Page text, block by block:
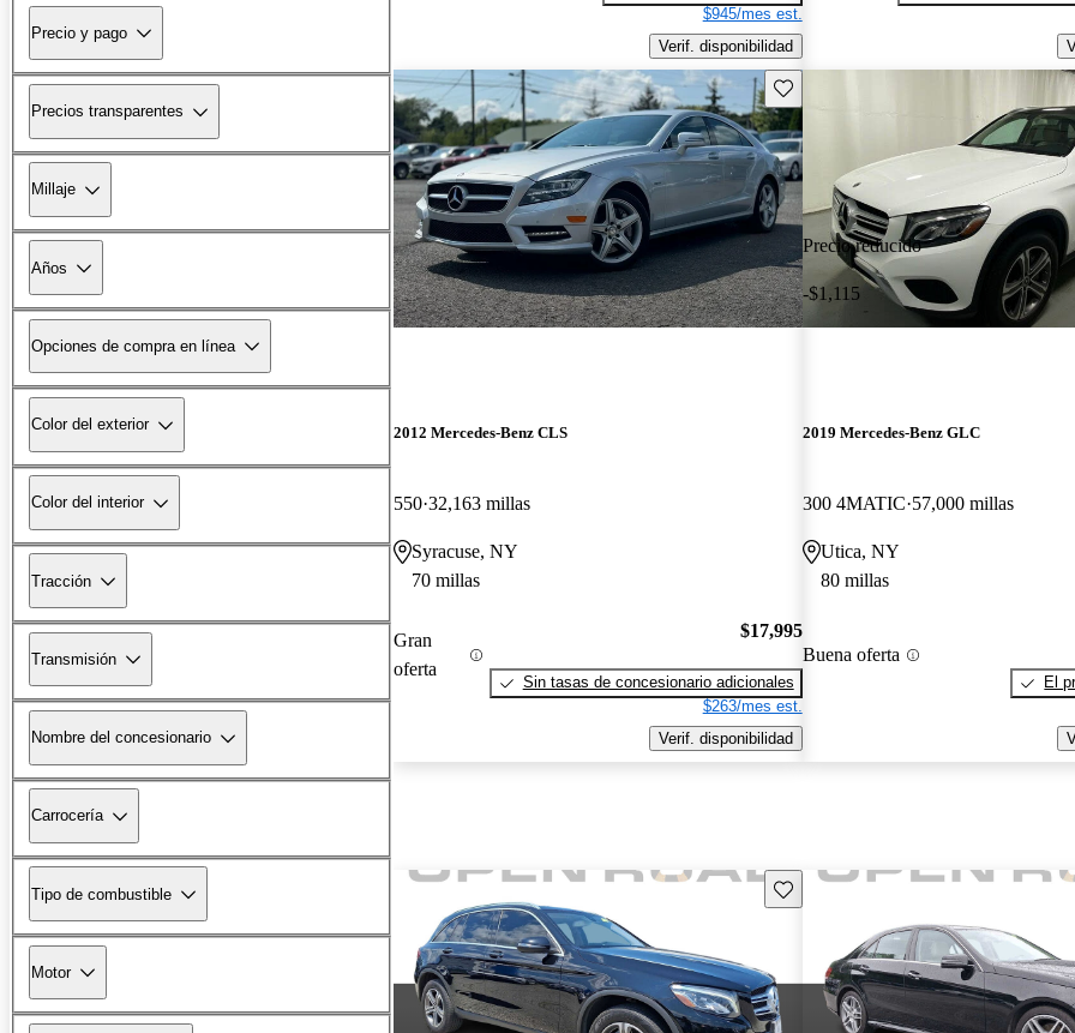
Precio y pago
Precios transparentes
Millaje
Años
Opciones de compra en línea
Color del exterior
Color del interior
Tracción
Transmisión
Nombre del concesionario
Carrocería
Tipo de combustible
Motor
$945/mes est.
Verif. disponibilidad
Guarda este Aviso
2012 Mercedes-Benz CLS
550 32,163 millas
Syracuse, NY
70 millas
Gran
oferta
$17,995
Sin tasas de concesionario adicionales
$263/mes est.
Verif. disponibilidad
Precio reducido
-$1,115
2019 Mercedes-Benz GLC
300 4MATIC 57,000 millas
Utica, NY
80 millas
Buena oferta
El
Guarda este Aviso